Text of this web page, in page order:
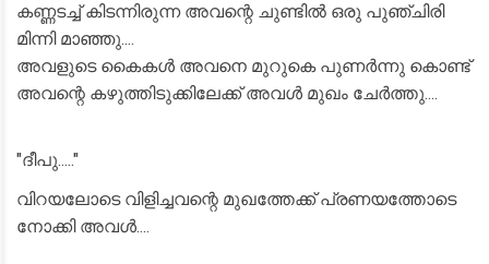
കണ്ണടച്ച് കിടന്നിരുന്ന അവന്റെ ചുണ്ടിൽ ഒരു പുഞ്ചിരി
മിന്നി മാഞ്ഞു....
അവളുടെ കൈകൾ അവനെ മുറുകെ പുണർന്നു കൊണ്ട്
അവന്റെ കഴുത്തിടുക്കിലേക്ക് അവൾ മുഖം ചേർത്തു....
"ദീപു....."
വിറയലോടെ വിളിച്ചവന്റെ മുഖത്തേക്ക് പ്രണയത്തോടെ
നോക്കി അവൾ....